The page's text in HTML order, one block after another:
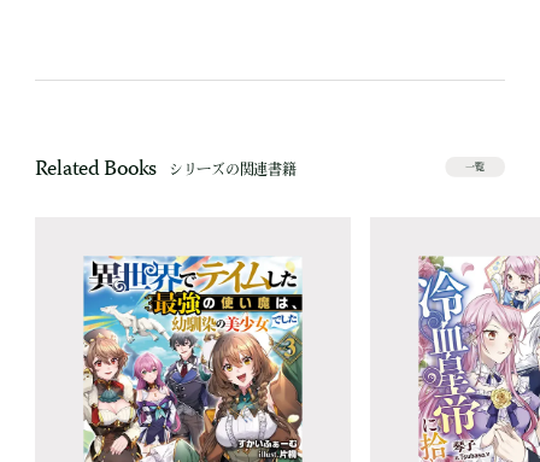
Related Books シリーズの関連書籍 一覧